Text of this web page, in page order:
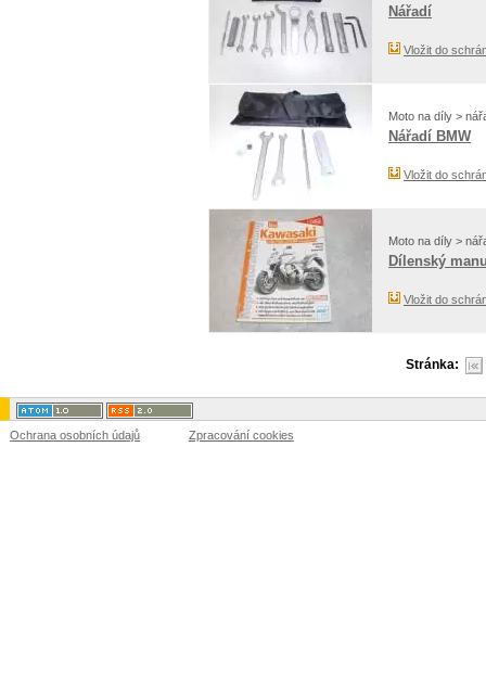
Nářadí
Vložit do
Moto na díly >
Nářadí BMW
Vložit do
Moto na díly >
Dílenský
Vložit do
Stránka:
Ochrana osobních údajů Zpracování cookies